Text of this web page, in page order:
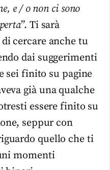
e / o non ci sono
”. Ti sarà
cercare anche tu
dai suggerimenti
sei finito su pagine
già una qualche
essere finito su
seppur con
quello che ti
momenti